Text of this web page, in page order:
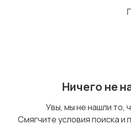
Ничего не
Увы, мы не нашли то,
Смягчите условия поиска и